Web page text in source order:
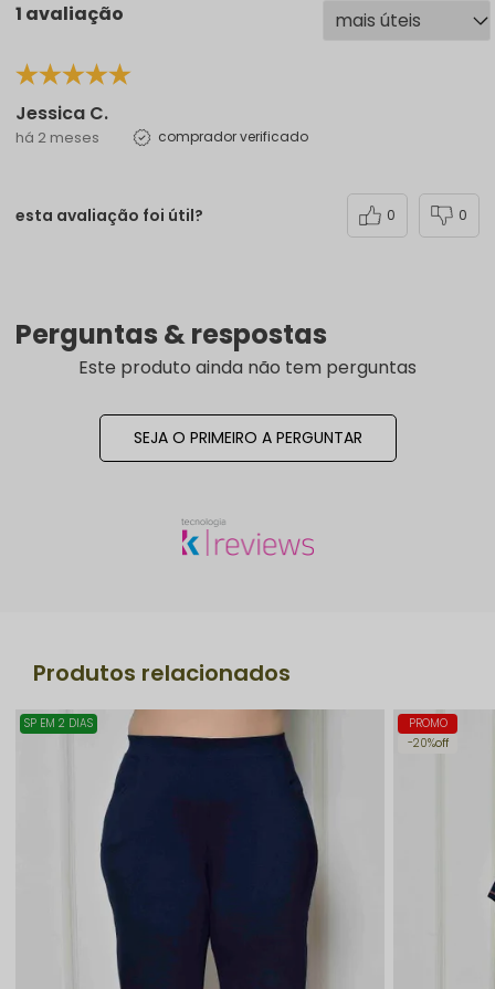
1 avaliação
Jessica C.
há 2 meses comprador verificado
esta avaliação foi útil? 0 0
Perguntas & respostas
Este produto ainda não tem perguntas
SEJA O PRIMEIRO A PERGUNTAR
Produtos relacionados
SP EM 2 DIAS
20%off
PROMO